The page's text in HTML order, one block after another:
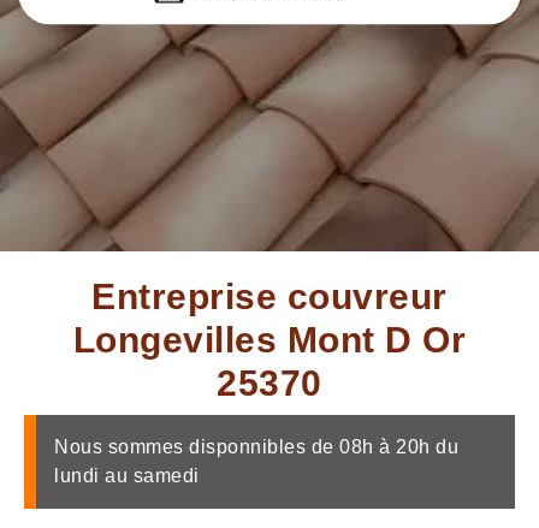
Entreprise couvreur
Longevilles Mont D Or
25370
Nous sommes disponnibles de 08h à 20h du
lundi au samedi